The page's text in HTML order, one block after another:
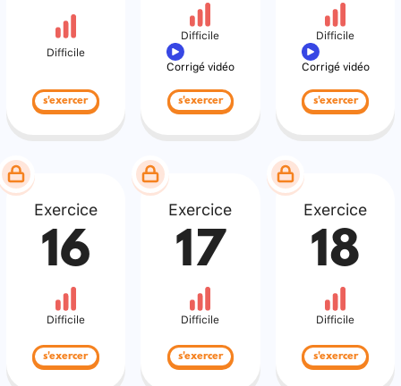
Difficile
s'exercer
Difficile
Corrigé vidéo
s'exercer
Difficile
Corrigé vidéo
s'exercer
Exercice
16
Difficile
s'exercer
Exercice
17
Difficile
s'exercer
Exercice
18
Difficile
s'exercer